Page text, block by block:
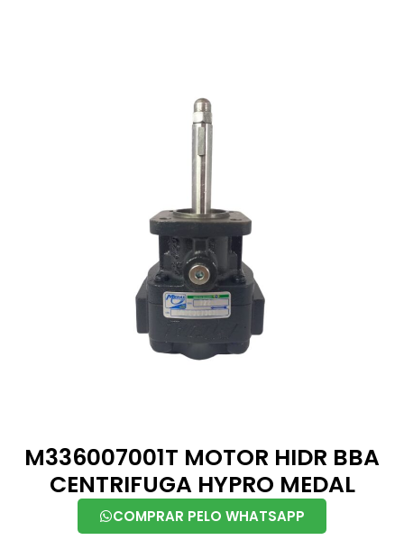
M336007001T MOTOR HIDR BBA
CENTRIFUGA HYPRO MEDAL
COMPRAR PELO WHATSAPP